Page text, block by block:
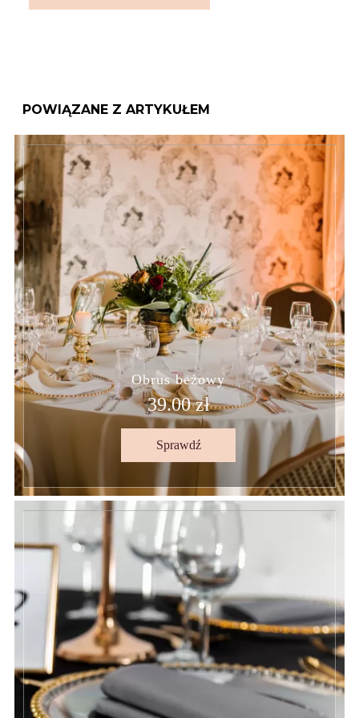
POWIĄZANE Z ARTYKUŁEM
Obrus beżowy
39.00 zł
Sprawdź